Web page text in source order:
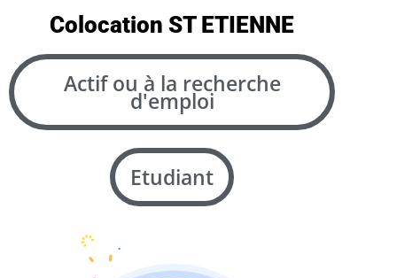
Colocation ST ETIENNE
Actif ou à la recherche
d'emploi
Etudiant